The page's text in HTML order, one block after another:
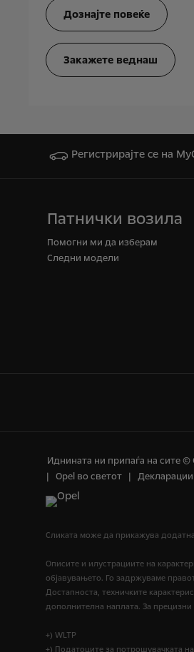
Дознајте повеќе
Закажете веднаш
Регистрирајте се на
Патнички возила
Помогни ми да изберам
Cледни модели
Иднината ни припаѓа на сите ©
Opel во светот
Сликата може да прикажува
Описите и илустрациите на
објавувањето. Го задржуваме
Достапноста, техничките
дополнителна наплата. За
+) WLTP
+) Податоците за потрошувачката